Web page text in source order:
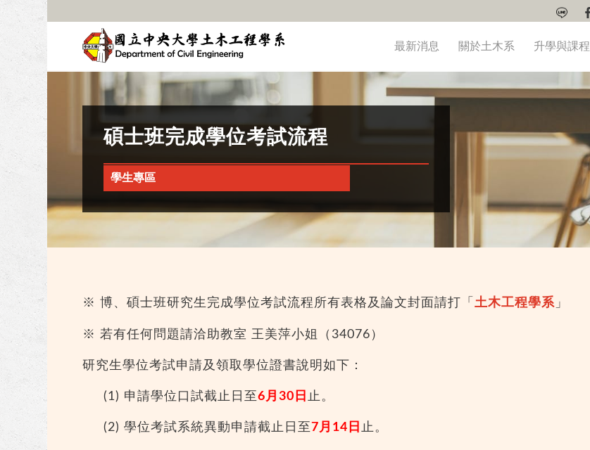
最新消息 關於土木系 升學與課程
碩士班完成學位考試流程
學生專區
※ 博、碩士班研究生完成學位考試流程所有表格及論文封面請打「土木工程學系 」
※ 若有任何問題請洽助教室 王美萍小姐（34076）
研究生學位考試申請及領取學位證書說明如下：
(1) 申請學位口試截止日至6月30日止。
(2) 學位考試系統異動申請截止日至 7月14日止。